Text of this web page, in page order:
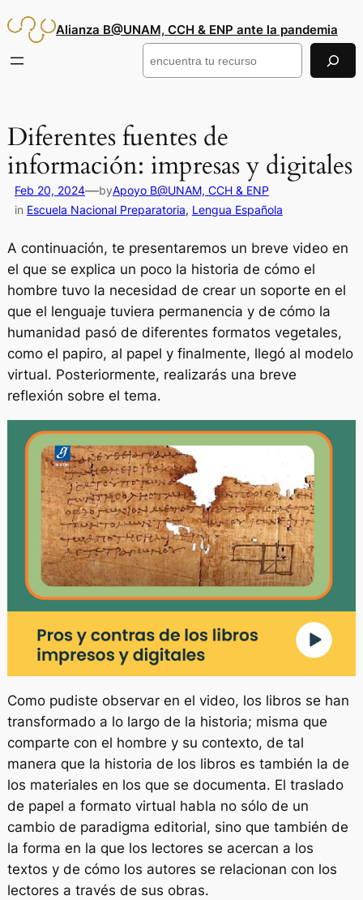
al
Alianza B@UNAM, CCH & ENP ante la pandemia
Buscar
Diferentes fuentes de
información: impresas y digitales
Feb 20, 2024—byApoyo B@UNAM, CCH & ENP
in Escuela Nacional Preparatoria, Lengua Española
A continuación, te presentaremos un breve video en
el que se explica un poco la historia de cómo el
hombre tuvo la necesidad de crear un soporte en el
que el lenguaje tuviera permanencia y de cómo la
humanidad pasó de diferentes formatos vegetales,
como el papiro, al papel y finalmente, llegó al modelo
virtual. Posteriormente, realizarás una breve
reflexión sobre el tema.
Como pudiste observar en el video, los libros se han
transformado a lo largo de la historia; misma que
comparte con el hombre y su contexto, de tal
manera que la historia de los libros es también la de
los materiales en los que se documenta. El traslado
de papel a formato virtual habla no sólo de un
cambio de paradigma editorial, sino que también de
la forma en la que los lectores se acercan a los
textos y de cómo los autores se relacionan con los
lectores a través de sus obras.